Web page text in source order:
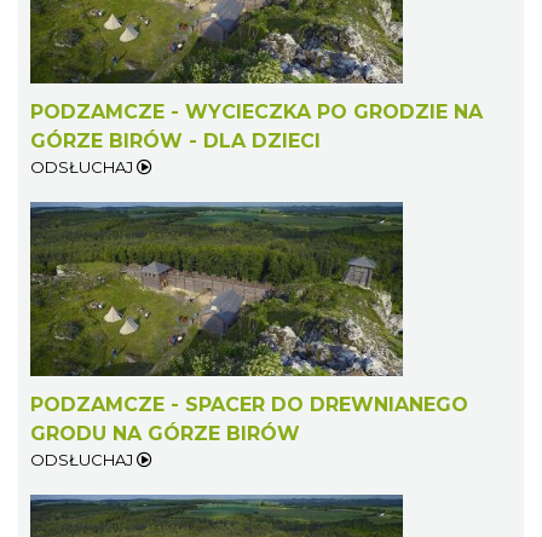
PODZAMCZE - WYCIECZKA PO GRODZIE NA
GÓRZE BIRÓW - DLA DZIECI
ODSŁUCHAJ
PODZAMCZE - SPACER DO DREWNIANEGO
GRODU NA GÓRZE BIRÓW
ODSŁUCHAJ